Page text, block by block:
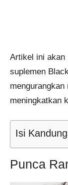
Artikel ini akan
suplemen
meningkatkan
Isi
Punca